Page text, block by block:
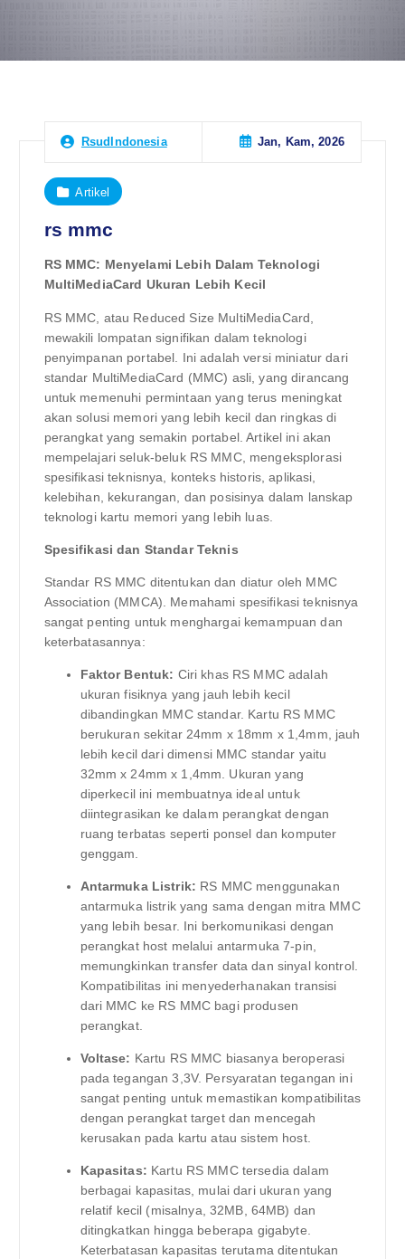
RsudIndonesia Jan, Kam, 2026
Artikel
rs mmc
RS MMC: Menyelami Lebih Dalam Teknologi
MultiMediaCard Ukuran Lebih Kecil
RS MMC, atau Reduced Size MultiMediaCard,
mewakili lompatan signifikan dalam teknologi
penyimpanan portabel. Ini adalah versi miniatur dari
standar MultiMediaCard (MMC) asli, yang dirancang
untuk memenuhi permintaan yang terus meningkat
akan solusi memori yang lebih kecil dan ringkas di
perangkat yang semakin portabel. Artikel ini akan
mempelajari seluk-beluk RS MMC, mengeksplorasi
spesifikasi teknisnya, konteks historis, aplikasi,
kelebihan, kekurangan, dan posisinya dalam lanskap
teknologi kartu memori yang lebih luas.
Spesifikasi dan Standar Teknis
Standar RS MMC ditentukan dan diatur oleh MMC
Association (MMCA). Memahami spesifikasi teknisnya
sangat penting untuk menghargai kemampuan dan
keterbatasannya:
Faktor Bentuk: Ciri khas RS MMC adalah
ukuran fisiknya yang jauh lebih kecil
dibandingkan MMC standar. Kartu RS MMC
berukuran sekitar 24mm x 18mm x 1,4mm, jauh
lebih kecil dari dimensi MMC standar yaitu
32mm x 24mm x 1,4mm. Ukuran yang
diperkecil ini membuatnya ideal untuk
diintegrasikan ke dalam perangkat dengan
ruang terbatas seperti ponsel dan komputer
genggam.
Antarmuka Listrik: RS MMC menggunakan
antarmuka listrik yang sama dengan mitra MMC
yang lebih besar. Ini berkomunikasi dengan
perangkat host melalui antarmuka 7-pin,
memungkinkan transfer data dan sinyal kontrol.
Kompatibilitas ini menyederhanakan transisi
dari MMC ke RS MMC bagi produsen
perangkat.
Voltase: Kartu RS MMC biasanya beroperasi
pada tegangan 3,3V. Persyaratan tegangan ini
sangat penting untuk memastikan kompatibilitas
dengan perangkat target dan mencegah
kerusakan pada kartu atau sistem host.
Kapasitas: Kartu RS MMC tersedia dalam
berbagai kapasitas, mulai dari ukuran yang
relatif kecil (misalnya, 32MB, 64MB) dan
ditingkatkan hingga beberapa gigabyte.
Keterbatasan kapasitas terutama ditentukan